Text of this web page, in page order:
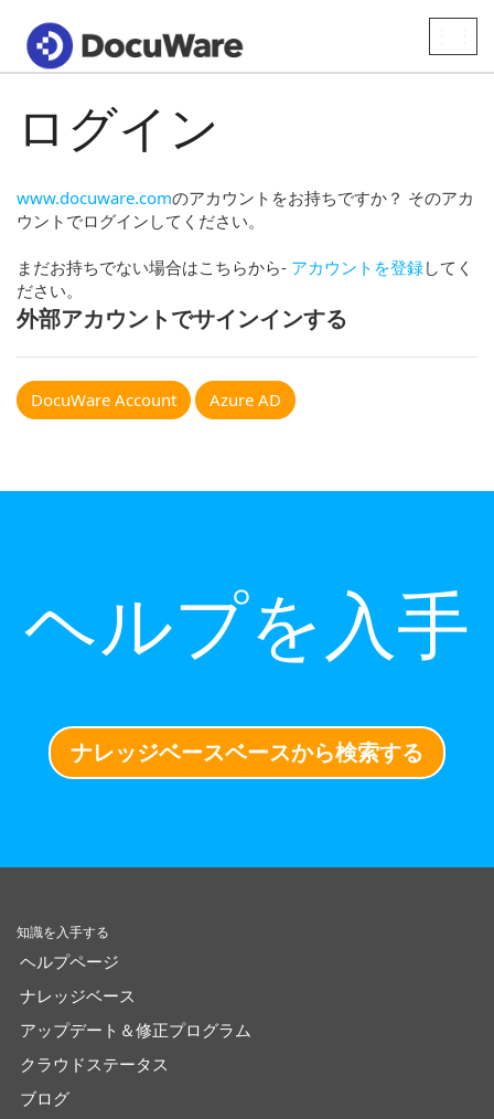
ログイン
www.docuware.comのアカウントをお持ちですか？ そのアカ
ウントでログインしてください。
まだお持ちでない場合はこちらから- アカウントを登録してく
ださい。
外部アカウントでサインインする
DocuWare Account Azure AD
ヘルプを入手
ナレッジベースベースから検索する
知識を入手する
ヘルプページ
ナレッジベース
アップデート＆修正プログラム
クラウドステータス
ブログ